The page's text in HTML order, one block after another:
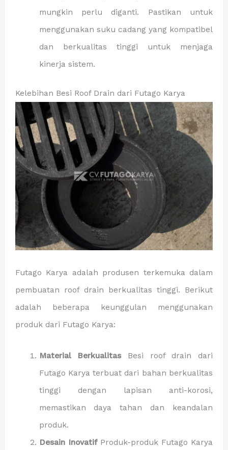
mungkin perlu diganti. Pastikan untuk
menggunakan suku cadang yang kompatibel
dan berkualitas tinggi untuk menjaga
kinerja sistem.
Kelebihan Besi Roof Drain dari Futago Karya
Futago Karya adalah produsen terkemuka dalam
pembuatan roof drain berkualitas tinggi. Berikut
adalah beberapa keunggulan menggunakan
produk dari Futago Karya:
Material BerkualitasBesi roof drain dari
Futago Karya terbuat dari bahan berkualitas
tinggi dengan lapisan anti-korosi,
memastikan daya tahan dan keandalan
produk.
Desain InovatifProduk-produk Futago Karya